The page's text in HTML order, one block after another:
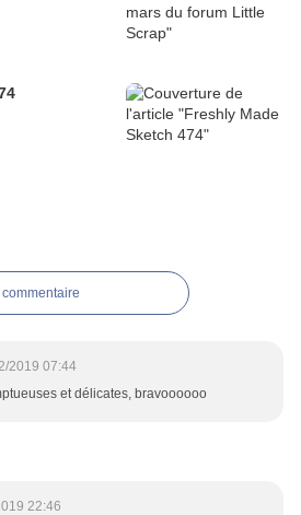
2019 07:44
et délicates, bravoooooo
22:46